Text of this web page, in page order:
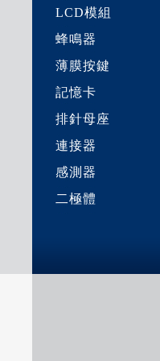
LCD模組
蜂鳴器
薄膜按鍵
記憶卡
排針母座
連接器
感測器
二極體